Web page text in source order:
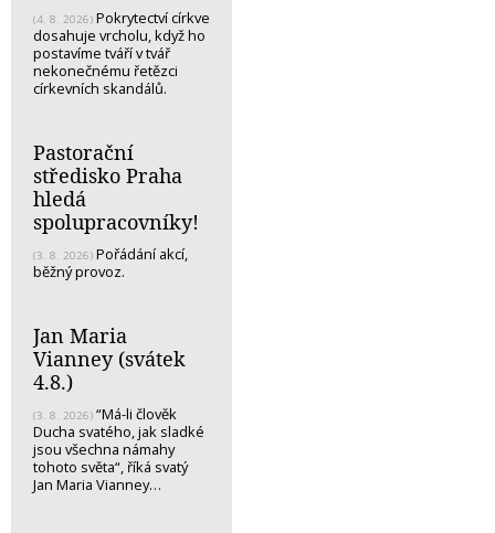
(4. 8. 2026) Pokrytectví církve
dosahuje vrcholu, když ho
postavíme tváří v tvář
nekonečnému řetězci
církevních skandálů.
Pastorační
středisko Praha
hledá
spolupracovníky!
(3. 8. 2026) Pořádání akcí,
běžný provoz.
Jan Maria
Vianney (svátek
4.8.)
(3. 8. 2026) “Má-li člověk
Ducha svatého, jak sladké
jsou všechna námahy
tohoto světa“, říká svatý
Jan Maria Vianney…